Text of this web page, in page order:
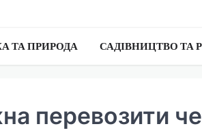
ТА ПРИРОДА САДІВНИЦТВО ТА
перевозити